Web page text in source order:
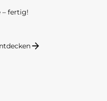
– fertig!